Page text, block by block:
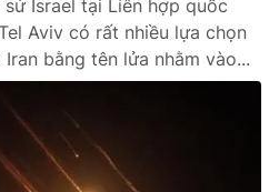
Israel tại Liên hợp quốc
Aviv có rất nhiều lựa chọn
bằng tên lửa nhằm vào...